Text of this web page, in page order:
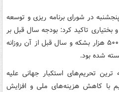
در شورای برنامه ریزی و توسعه
بختیاری تاکید کرد: بودجه سال قبل بر
اساس فروش روزانه یک میلیون و ۵۰۰ هزار بشکه و سال قبل از آن روزانه
ترین تحریم‌های استکبار جهانی علیه
با کاهش هزینه‌های ملی و افزایش